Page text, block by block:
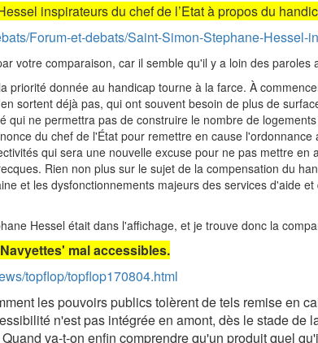
inspirateurs du chef de l’Etat à propos du
Forum-et-debats/Saint-Simon-Stephane-
votre comparaison, car il semble qu'il y a loin des paroles
priorité donnée au handicap tourne à la farce. À
sortent déjà pas, qui ont souvent besoin de plus de
qui ne permettra pas de construire le nombre de
du chef de l'État pour remettre en cause
qui sera une nouvelle excuse pour ne pas mettre
Rien non plus sur le sujet de la compensation du
et les dysfonctionnements majeurs des services d'aide
Hessel était dans l'affichage, et je trouve donc la
mal accessibles.
topflop/topflop170804.html
les pouvoirs publics tolèrent de tels remise en
n'est pas intégrée en amont, dès le stade
va-t-on enfin comprendre qu'un produit quel